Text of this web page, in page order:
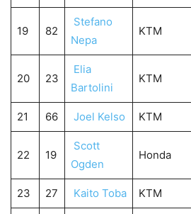
19 82
Stefano
Nepa
KTM
20 23
Elia
Bartolini
KTM
21 66 Joel Kelso KTM
22 19
Scott
Ogden
Honda
23 27 Kaito Toba KTM